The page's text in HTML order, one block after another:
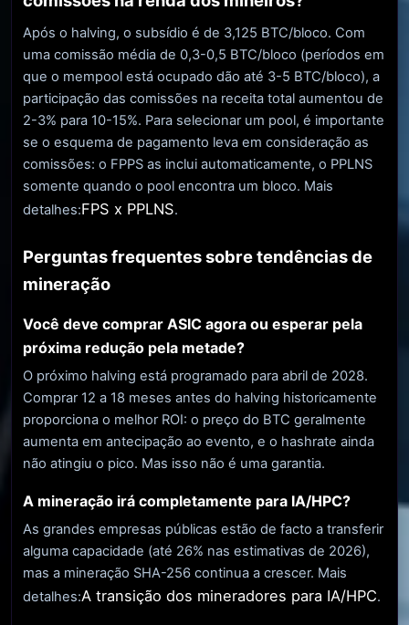
Após o halving, o subsídio é de 3,125 BTC/bloco. Com
uma comissão média de 0,3-0,5 BTC/bloco (períodos em
que o mempool está ocupado dão até 3-5 BTC/bloco), a
participação das comissões na receita total aumentou de
2-3% para 10-15%. Para selecionar um pool, é importante
se o esquema de pagamento leva em consideração as
comissões: o FPPS as inclui automaticamente, o PPLNS
somente quando o pool encontra um bloco. Mais
detalhes:FPS x PPLNS.
Perguntas frequentes sobre tendências de
mineração
Você deve comprar ASIC agora ou esperar pela
próxima redução pela metade?
O próximo halving está programado para abril de 2028.
Comprar 12 a 18 meses antes do halving historicamente
proporciona o melhor ROI: o preço do BTC geralmente
aumenta em antecipação ao evento, e o hashrate ainda
não atingiu o pico. Mas isso não é uma garantia.
A mineração irá completamente para IA/HPC?
As grandes empresas públicas estão de facto a transferir
alguma capacidade (até 26% nas estimativas de 2026),
mas a mineração SHA-256 continua a crescer. Mais
detalhes:A transição dos mineradores para IA/HPC.